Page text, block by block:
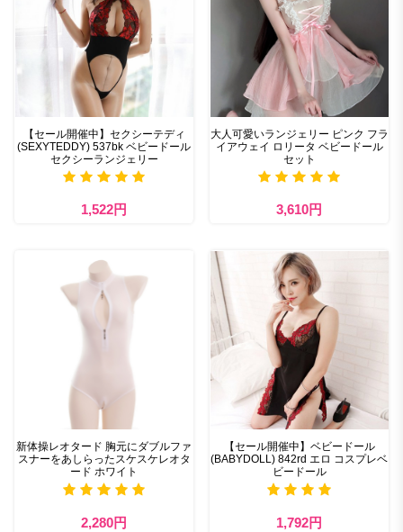
【セール開催中】セクシーテディ
(SEXYTEDDY) 537bk ベビードール
セクシーランジェリー
1,522円
大人可愛いランジェリー ピンク フラ
イアウェイ ロリータ ベビードール
セット
3,610円
新体操レオタード 胸元にダブルファ
スナーをあしらったスケスケレオタ
ード ホワイト
2,280円
【セール開催中】ベビードール
(BABYDOLL) 842rd エロ コスプレベ
ビードール
1,792円